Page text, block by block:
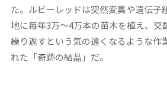
た。ルビーレッドは突然変異や遺伝子
地に毎年3万～4万本の苗木を植え、交
繰り返すという気の遠くなるような作
れた「奇跡の結晶」だ。